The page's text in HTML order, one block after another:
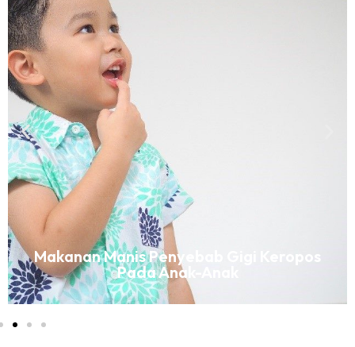
Makanan Manis Penyebab Gigi Keropos
Pada Anak-Anak